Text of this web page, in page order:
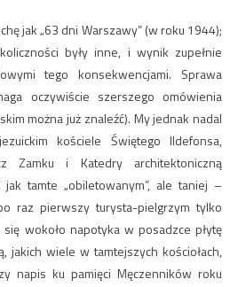
jak „63 dni Warszawy” (w roku 1944);
były inne, i wynik zupełnie
tego konsekwencjami. Sprawa
oczywiście szerszego omówienia
można już znaleźć). My jednak nadal
kościele Świętego Ildefonsa,
Zamku i Katedry architektoniczną
tamte „obiletowanym”, ale taniej –
raz pierwszy turysta-pielgrzym tylko
wokoło napotyka w posadzce płytę
jakich wiele w tamtejszych kościołach,
napis ku pamięci Męczenników roku